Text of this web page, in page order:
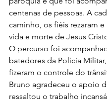
centenas de pessoas. A
caminho, os fiéis rezaram
vida e morte de Jesus
O percurso foi
batedores da Polícia
fizeram o controle do
Bruno agradeceu o apoio
ressaltou o trabalho